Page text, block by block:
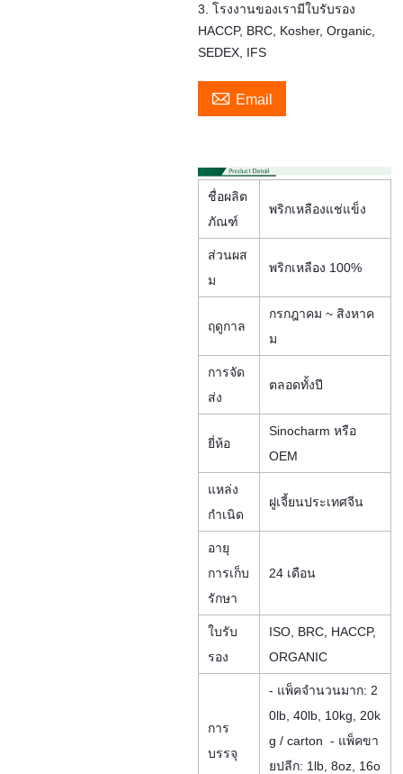
3. โรงงานของเรามีใบรับรอง
HACCP, BRC, Kosher, Organic,
SEDEX, IFS
 Email
ชื่อผลิต
ภัณฑ์
พริกเหลืองแช่แข็ง
ส่วนผส
ม
พริกเหลือง 100%
ฤดูกาล
กรกฎาคม ~ สิงหาค
ม
การจัด
ส่ง
ตลอดทั้งปี
ยี่ห้อ
Sinocharm หรือ
OEM
แหล่ง
กำเนิด
ฝูเจี้ยนประเทศจีน
อายุ
การเก็บ
รักษา
24 เดือน
ใบรับ
รอง
ISO, BRC, HACCP,
ORGANIC
การ
บรรจุ
- แพ็คจำนวนมาก: 2
0lb, 40lb, 10kg, 20k
g / carton - แพ็คขา
ยปลีก: 1lb, 8oz, 16o